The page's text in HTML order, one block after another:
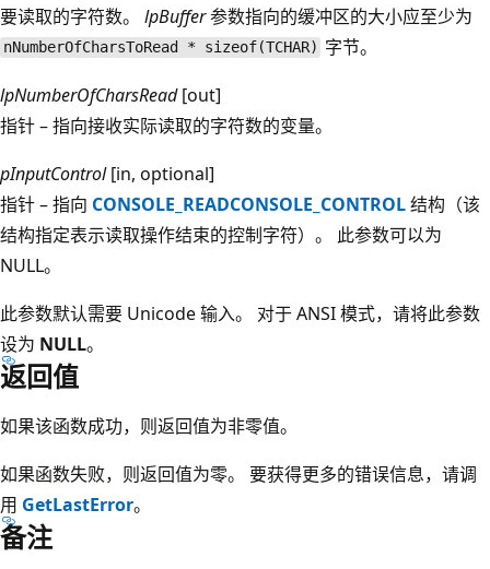
要读取的字符数。 lpBuffer参数指向的缓冲区的大小应至少为
nNumberOfCharsToRead * sizeof(TCHAR) 字节。
lpNumberOfCharsRead[out]
指针 – 指向接收实际读取的字符数的变量。
pInputControl[in, optional]
指针 – 指向 CONSOLE_READCONSOLE_CONTROL结构（该
结构指定表示读取操作结束的控制字符）。 此参数可以为
NULL。
此参数默认需要 Unicode 输入。 对于 ANSI 模式，请将此参数
设为 NULL。
返回值
如果该函数成功，则返回值为非零值。
如果函数失败，则返回值为零。 要获得更多的错误信息，请调
用 GetLastError。
备注